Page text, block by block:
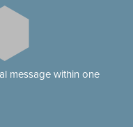
message within one